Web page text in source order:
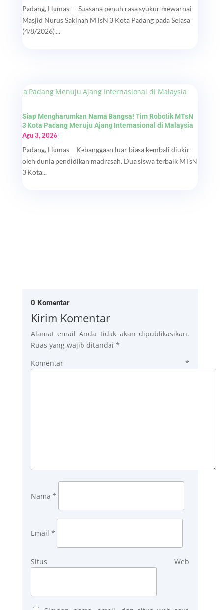
Padang, Humas — Suasana penuh rasa syukur mewarnai
Masjid Nurus Sakinah MTsN 3 Kota Padang pada Selasa
(4/8/2026)....
Siap Mengharumkan Nama Bangsa! Tim Robotik MTsN
3 Kota Padang Menuju Ajang Internasional di Malaysia
Agu 3, 2026
Padang, Humas – Kebanggaan luar biasa kembali diukir
oleh dunia pendidikan madrasah. Dua siswa terbaik MTsN
3 Kota...
0 Komentar
Kirim Komentar
Alamat email Anda tidak akan dipublikasikan.
Ruas yang wajib ditandai *
Komentar*
Nama *
Email *
Situs Web